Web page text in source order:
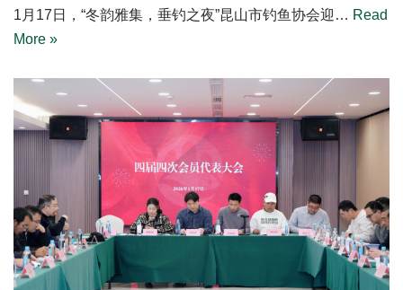
1月17日，“冬韵雅集，垂钓之夜”昆山市钓鱼协会迎… Read
More »